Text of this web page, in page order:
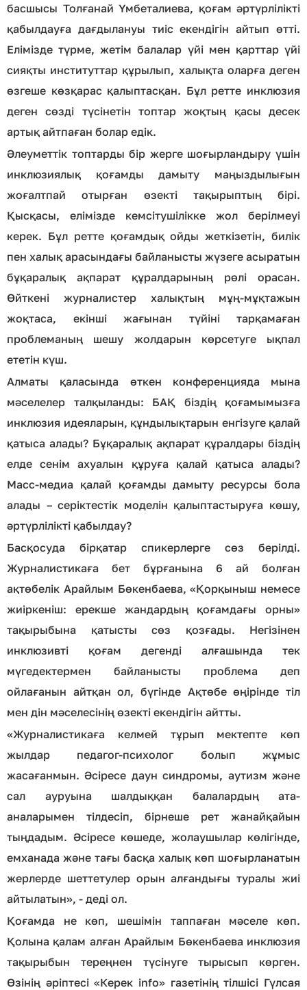
басшысы Толғанай Үмбеталиева, қоғам әртүрлілікті
қабылдауға дағдылануы тиіс екендігін айтып өтті.
Елімізде түрме, жетім балалар үйі мен қарттар үйі
сияқты институттар құрылып, халықта оларға деген
өзгеше көзқарас қалыптасқан. Бұл ретте инклюзия
деген сөзді түсінетін топтар жоқтың қасы десек
артық айтпаған болар едік.
Әлеуметтік топтарды бір жерге шоғырландыру үшін
инклюзиялық қоғамды дамыту маңыздылығын
жоғалтпай отырған өзекті тақырыптың бірі.
Қысқасы, елімізде кемсітушілікке жол берілмеуі
керек. Бұл ретте қоғамдық ойды жеткізетін, билік
пен халық арасындағы байланысты жүзеге асыратын
бұқаралық ақпарат құралдарының рөлі орасан.
Өйткені журналистер халықтың мұң-мұқтажын
жоқтаса, екінші жағынан түйіні тарқамаған
проблеманың шешу жолдарын көрсетуге ықпал
ететін күш.
Алматы қаласында өткен конференцияда мына
мәселелер талқыланды: БАҚ біздің қоғамымызға
инклюзия идеяларын, құндылықтарын енгізуге қалай
қатыса алады? Бұқаралық ақпарат құралдары біздің
елде сенім ахуалын құруға қалай қатыса алады?
Масс-медиа қалай қоғамды дамыту ресурсы бола
алады – серіктестік моделін қалыптастыруға көшу,
әртүрлілікті қабылдау?
Басқосуда бірқатар спикерлерге сөз берілді.
Журналистикаға бет бұрғанына 6 ай болған
ақтөбелік Арайлым Бөкенбаева, «Қорқыныш немесе
жиіркеніш: ерекше жандардың қоғамдағы орны»
тақырыбына қатысты сөз қозғады. Негізінен
инклюзивті қоғам дегенді алғашында тек
мүгедектермен байланысты проблема деп
ойлағанын айтқан ол, бүгінде Ақтөбе өңірінде тіл
мен дін мәселесінің өзекті екендігін айтты.
«Журналистикаға келмей тұрып мектепте көп
жылдар педагог-психолог болып жұмыс
жасағанмын. Әсіресе даун синдромы, аутизм және
сал ауруына шалдыққан балалардың ата-
аналарымен тілдесіп, бірнеше рет жанайқайын
тыңдадым. Әсіресе көшеде, жолаушылар көлігінде,
емханада және тағы басқа халық көп шоғырланатын
жерлерде шеттетулер орын алғандығы туралы жиі
айтылатын», - деді ол.
Қоғамда не көп, шешімін таппаған мәселе көп.
Қолына қалам алған Арайлым Бөкенбаева инклюзия
тақырыбын тереңнен түсінуге тырысып көрген.
Өзінің әріптесі «Керек info» газетінің тілшісі Гүлсая